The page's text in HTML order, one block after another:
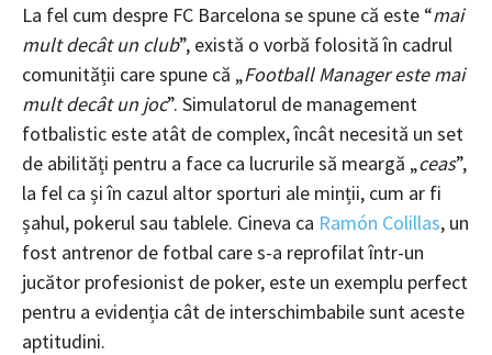
La fel cum despre FC Barcelona se spune că este “mai
mult decât un club”, există o vorbă folosită în cadrul
comunității care spune că „Football Manager este mai
mult decât un joc”. Simulatorul de management
fotbalistic este atât de complex, încât necesită un set
de abilități pentru a face ca lucrurile să meargă „ceas”,
la fel ca și în cazul altor sporturi ale minții, cum ar fi
șahul, pokerul sau tablele. Cineva ca Ramón Colillas, un
fost antrenor de fotbal care s-a reprofilat într-un
jucător profesionist de poker, este un exemplu perfect
pentru a evidenția cât de interschimbabile sunt aceste
aptitudini.